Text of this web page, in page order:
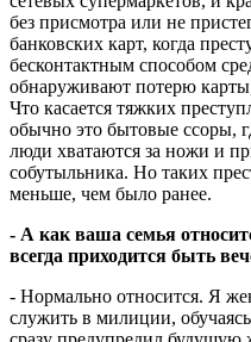
без присмотра или не
банковских карт, когда
бесконтактным способом
обнаруживают потерю
Что касается тяжких
обычно это бытовые ссоры,
люди хватаются за ножи и
собутыльника. Но таких
меньше, чем было ранее.
- А как ваша семья
всегда приходится быть
- Нормально относится. Я
служить в милиции,